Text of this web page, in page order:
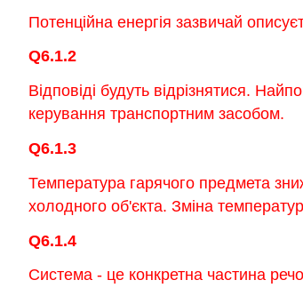
Потенційна енергія зазвичай
Q6.1.2
Відповіді будуть відрізнятися.
керування транспортним засобом.
Q6.1.3
Температура гарячого предмета
холодного об'єкта. Зміна
Q6.1.4
Система - це конкретна частина